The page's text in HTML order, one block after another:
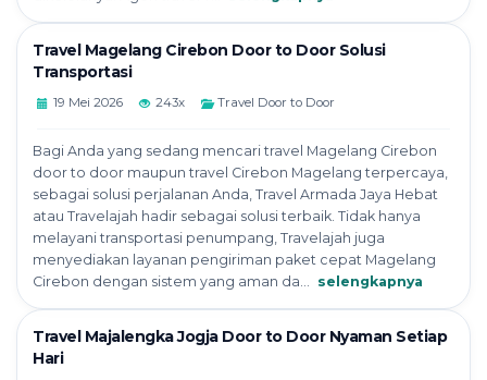
Travel Magelang Cirebon Door to Door Solusi
Transportasi
19 Mei 2026 243x Travel Door to Door
Bagi Anda yang sedang mencari travel Magelang Cirebon
door to door maupun travel Cirebon Magelang terpercaya,
sebagai solusi perjalanan Anda, Travel Armada Jaya Hebat
atau Travelajah hadir sebagai solusi terbaik. Tidak hanya
melayani transportasi penumpang, Travelajah juga
menyediakan layanan pengiriman paket cepat Magelang
Cirebon dengan sistem yang aman da... selengkapnya
Travel Majalengka Jogja Door to Door Nyaman Setiap
Hari